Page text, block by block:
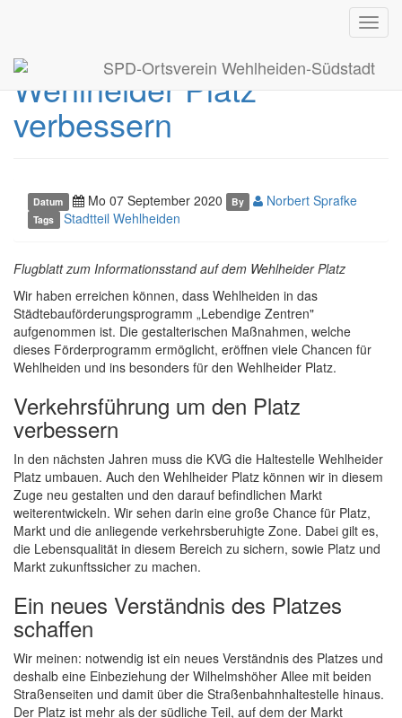
SPD-Ortsverein Wehlheiden-Südstadt
Verkehrsführung um den
Wehlheider Platz
verbessern
Datum Mo 07 September 2020 By Norbert Sprafke
Tags Stadtteil Wehlheiden
Flugblatt zum Informationsstand auf dem Wehlheider Platz
Wir haben erreichen können, dass Wehlheiden in das
Städtebauförderungsprogramm „Lebendige Zentren"
aufgenommen ist. Die gestalterischen Maßnahmen, welche
dieses Förderprogramm ermöglicht, eröffnen viele Chancen für
Wehlheiden und ins besonders für den Wehlheider Platz.
Verkehrsführung um den Platz
verbessern
In den nächsten Jahren muss die KVG die Haltestelle Wehlheider
Platz umbauen. Auch den Wehlheider Platz können wir in diesem
Zuge neu gestalten und den darauf befindlichen Markt
weiterentwickeln. Wir sehen darin eine große Chance für Platz,
Markt und die anliegende verkehrsberuhigte Zone. Dabei gilt es,
die Lebensqualität in diesem Bereich zu sichern, sowie Platz und
Markt zukunftssicher zu machen.
Ein neues Verständnis des Platzes
schaffen
Wir meinen: notwendig ist ein neues Verständnis des Platzes und
deshalb eine Einbeziehung der Wilhelmshöher Allee mit beiden
Straßenseiten und damit über die Straßenbahnhaltestelle hinaus.
Der Platz ist mehr als der südliche Teil, auf dem der Markt